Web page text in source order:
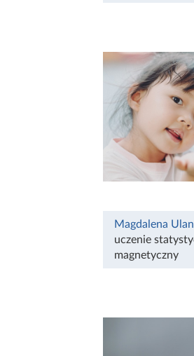
Magdalena
uczenie
magnetyczny